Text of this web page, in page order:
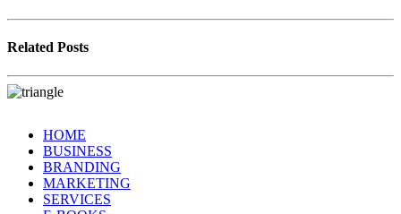
Related Posts
HOME
BUSINESS
BRANDING
MARKETING
SERVICES